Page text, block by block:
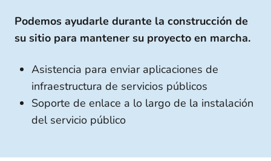
Podemos ayudarle durante la construcción de
su sitio para mantener su proyecto en marcha.
Asistencia para enviar aplicaciones de
infraestructura de servicios públicos
Soporte de enlace a lo largo de la instalación
del servicio público